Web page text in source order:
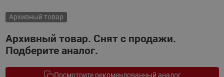
Архивный товар
Архивный товар. Снят с продажи.
Подберите аналог.
Посмотрите рекомендованный аналог